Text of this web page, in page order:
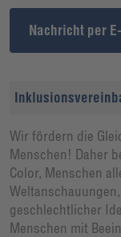
Nachricht per
Wir fördern die
Menschen! Daher
Color, Menschen
geschlechtlicher
Menschen mit